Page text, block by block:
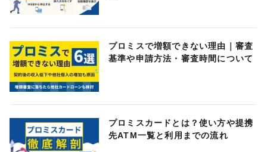
プロミスで増額できない理由｜審査
基準や申請方法・審査時間について
プロミスカードとは？使い方や提携
先ATM一覧と利用までの流れ